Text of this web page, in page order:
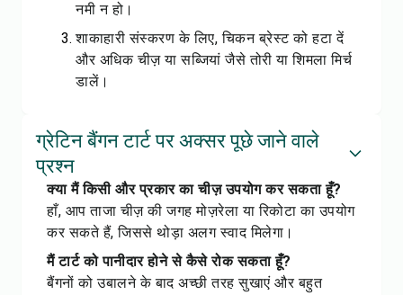
नमी न हो।
शाकाहारी संस्करण के लिए, चिकन ब्रेस्ट को हटा दें
और अधिक चीज़ या सब्जियां जैसे तोरी या शिमला मिर्च
डालें।
ग्रेटिन बैंगन टार्ट पर अक्सर पूछे जाने वाले
प्रश्न
क्या मैं किसी और प्रकार का चीज़ उपयोग कर सकता हूँ?
हाँ, आप ताजा चीज़ की जगह मोज़रेला या रिकोटा का उपयोग
कर सकते हैं, जिससे थोड़ा अलग स्वाद मिलेगा।
मैं टार्ट को पानीदार होने से कैसे रोक सकता हूँ?
बैंगनों को उबालने के बाद अच्छी तरह सुखाएं और बहुत